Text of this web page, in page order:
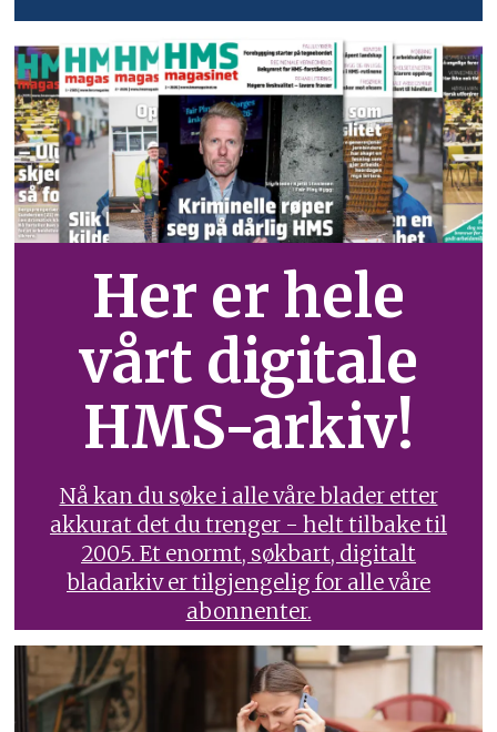
Her er hele
vårt digitale
HMS-arkiv!
Nå kan du søke i alle våre blader etter
akkurat det du trenger - helt tilbake til
2005. Et enormt, søkbart, digitalt
bladarkiv er tilgjengelig for alle våre
abonnenter.